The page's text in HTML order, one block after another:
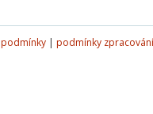
podmínky | podmínky zpracování